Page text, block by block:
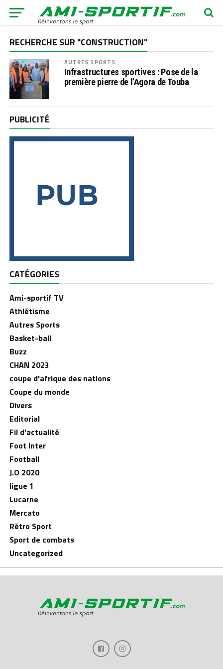
RECHERCHE SUR "CONSTRUCTION"
AUTRES SPORTS
Infrastructures sportives : Pose de la
première pierre de l’Agora de Touba
PUBLICITÉ
CATÉGORIES
Ami-sportif TV
Athlétisme
Autres Sports
Basket-ball
Buzz
CHAN 2023
coupe d'afrique des nations
Coupe du monde
Divers
Editorial
Fil d'actualité
Foot Inter
Football
J.O 2020
ligue 1
Lucarne
Mercato
Rétro Sport
Sport de combats
Uncategorized